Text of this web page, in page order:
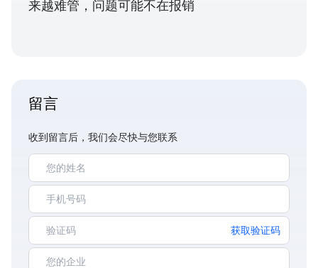
来越难管，问题可能不在报销
留言
收到留言后，我们会尽快与您联系
获取验证码